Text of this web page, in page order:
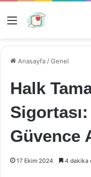
Menü
Anasayfa /Genel
Halk
Sigortası:
Güvence
17 Ekim 2024 4 dakika